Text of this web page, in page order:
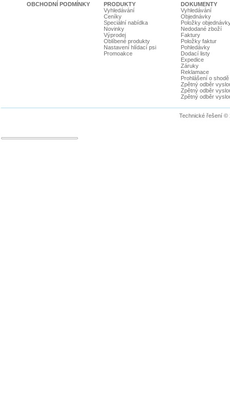
OBCHODNÍ PODMÍNKY
PRODUKTY
Vyhledávání
Ceníky
Speciální nabídka
Novinky
Výprodej
Oblíbené produkty
Nastavení hlídací psi
Promoakce
DOKUMENTY
Vyhledávání
Objednávky
Položky
Nedodané zboží
Faktury
Položky faktur
Pohledávky
Dodací listy
Expedice
Záruky
Reklamace
Prohlášení o shodě
Zpětný odběr
Zpětný odběr
Zpětný odběr
Technické řešení ©